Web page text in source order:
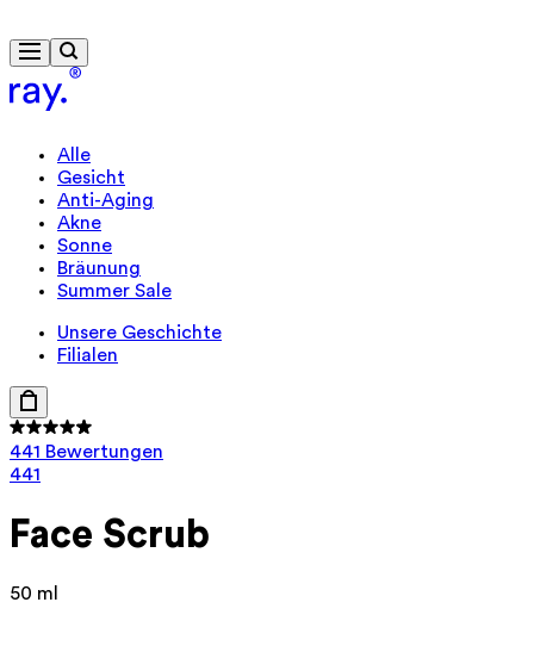
Geschenk in Reisegröße ab 85 €
Alle
Gesicht
Anti-Aging
Akne
Sonne
Bräunung
Summer Sale
Unsere Geschichte
Filialen
441 Bewertungen
441
Face Scrub
50 ml